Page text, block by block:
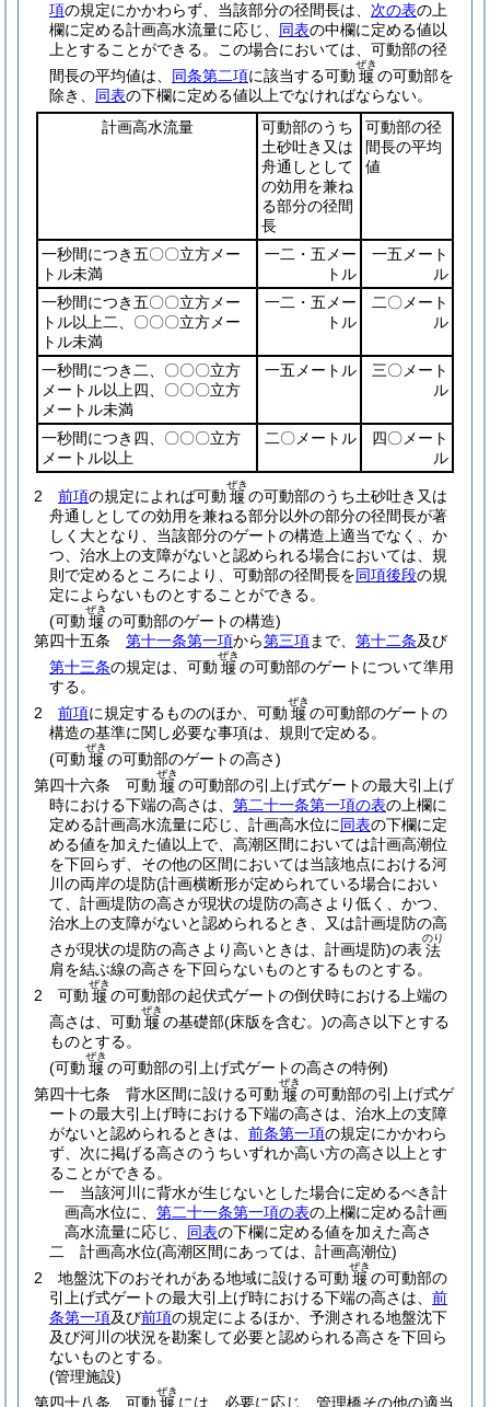
項の規定にかかわらず、当該部分の径間長は、 次の表の上
欄に定める計画高水流量に応じ、 同表の中欄に定める値以
上とすることができる。
この場合においては、可動部の径
間長の平均値は、 同条第二項に該当する可動 堰
ぜき
の可動部を
除き、 同表の下欄に定める値以上でなければならない。
計画高水流量
可動部のうち
土砂吐き又は
舟通しとして
の効用を兼ね
る部分の径間
長
可動部の径
間長の平均
値
一秒間につき五〇〇立方メー
トル未満
一二・五メー
トル
一五メート
ル
一秒間につき五〇〇立方メー
トル以上二、〇〇〇立方メー
トル未満
一二・五メー
トル
二〇メート
ル
一秒間につき二、〇〇〇立方
メートル以上四、〇〇〇立方
メートル未満
一五メートル
三〇メート
ル
一秒間につき四、〇〇〇立方
メートル以上
二〇メートル
四〇メート
ル
2 前項の規定によれば可動 堰
ぜき
の可動部のうち土砂吐き又は
舟通しとしての効用を兼ねる部分以外の部分の径間長が著
しく大となり、当該部分のゲートの構造上適当でなく、か
つ、治水上の支障がないと認められる場合においては、規
則で定めるところにより、可動部の径間長を同項後段の規
定によらないものとすることができる。
(可動 堰
ぜき
の可動部のゲートの構造)
第四十五条
第十一条第一項から第三項まで、 第十二条及び
第十三条の規定は、可動 堰
ぜき
の可動部のゲートについて準用
する。
2
前項に規定するもののほか、可動 堰
ぜき
の可動部のゲートの
構造の基準に関し必要な事項は、規則で定める。
(可動 堰
ぜき
の可動部のゲートの高さ)
第四十六条
可動 堰
ぜき
の可動部の引上げ式ゲートの最大引上げ
時における下端の高さは、 第二十一条第一項の表の上欄に
定める計画高水流量に応じ、計画高水位に同表の下欄に定
める値を加えた値以上で、高潮区間においては計画高潮位
を下回らず、その他の区間においては当該地点における河
川の両岸の堤防(計画横断形が定められている場合におい
て、計画堤防の高さが現状の堤防の高さより低く、かつ、
治水上の支障がないと認められるとき、又は計画堤防の高
さが現状の堤防の高さより高いときは、計画堤防)の表法
のり
肩を結ぶ線の高さを下回らないものとするものとする。
2
可動 堰
ぜき
の可動部の起伏式ゲートの倒伏時における上端の
高さは、可動 堰
ぜき
の基礎部(床版を含む。)の高さ以下とする
ものとする。
(可動 堰
ぜき
の可動部の引上げ式ゲートの高さの特例)
第四十七条
背水区間に設ける可動 堰
ぜき
の可動部の引上げ式ゲ
ートの最大引上げ時における下端の高さは、治水上の支障
がないと認められるときは、 前条第一項の規定にかかわら
ず、次に掲げる高さのうちいずれか高い方の高さ以上とす
ることができる。
一
当該河川に背水が生じないとした場合に定めるべき計
画高水位に、 第二十一条第一項の表の上欄に定める計画
高水流量に応じ、 同表の下欄に定める値を加えた高さ
二
計画高水位(高潮区間にあっては、計画高潮位)
2
地盤沈下のおそれがある地域に設ける可動 堰
ぜき
の可動部の
引上げ式ゲートの最大引上げ時における下端の高さは、 前
条第一項及び前項の規定によるほか、予測される地盤沈下
及び河川の状況を勘案して必要と認められる高さを下回ら
ないものとする。
(管理施設)
第四十八条
可動
ぜき
には、必要に応じ、管理橋その他の適当